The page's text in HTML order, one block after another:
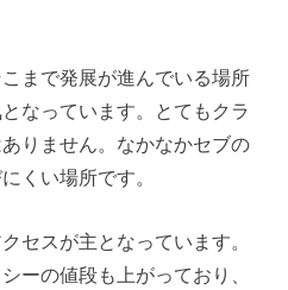
まで発展が進んでいる場所
なっています。とてもクラ
りません。なかなかセブの
くい場所です。
セスが主となっています。
ーの値段も上がっており、